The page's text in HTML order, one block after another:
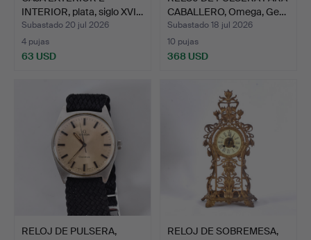
INTERIOR, plata, siglo XVI…
Subastado 20 jul 2026
4 pujas
63 USD
CABALLERO, Omega, Ge…
Subastado 18 jul 2026
10 pujas
368 USD
RELOJ DE PULSERA,
RELOJ DE SOBREMESA,